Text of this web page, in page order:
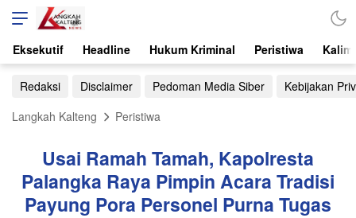
Eksekutif Headline Hukum Kriminal Peristiwa
Redaksi Disclaimer Pedoman Media Siber
Kebijakan
Langkah Kalteng
Peristiwa
Usai Ramah Tamah, Kapolresta
Palangka Raya Pimpin Acara Tradisi
Payung Pora Personel Purna Tugas